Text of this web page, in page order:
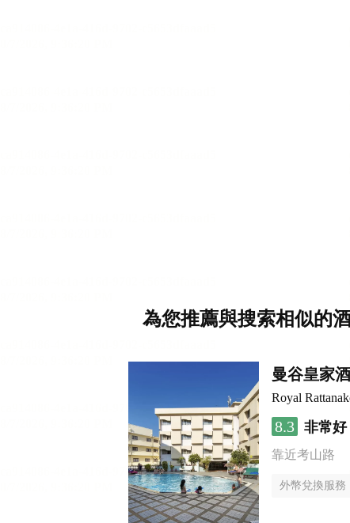
為您推薦與搜索相似的酒
曼谷皇家
Royal
8.3 非常好
靠近考山路
外幣兌換服務